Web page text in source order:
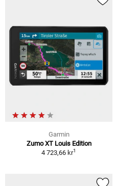
Garmin
Zumo XT Louis Edition
4 723,66 kr1